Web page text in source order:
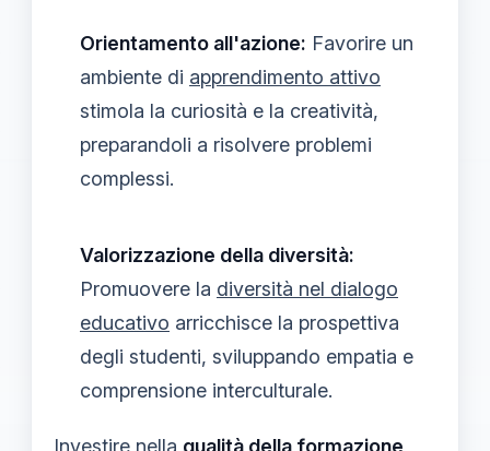
Orientamento all'azione: Favorire un
ambiente di apprendimento attivo
stimola la curiosità e la creatività,
preparandoli a risolvere problemi
complessi.
Valorizzazione della diversità:
Promuovere la diversità nel dialogo
educativo arricchisce la prospettiva
degli studenti, sviluppando empatia e
comprensione interculturale.
Investire nella qualità della formazione